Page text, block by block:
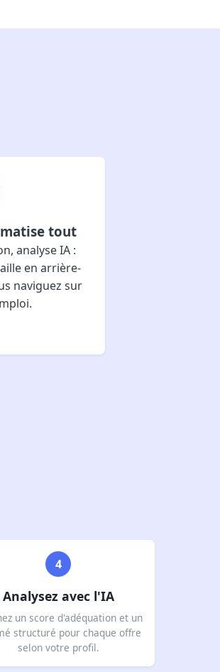
tout
analyse IA :
en arrière-
naviguez sur
4
Analysez avec l'IA
un score d'adéquation et un
structuré pour chaque offre
selon votre profil.